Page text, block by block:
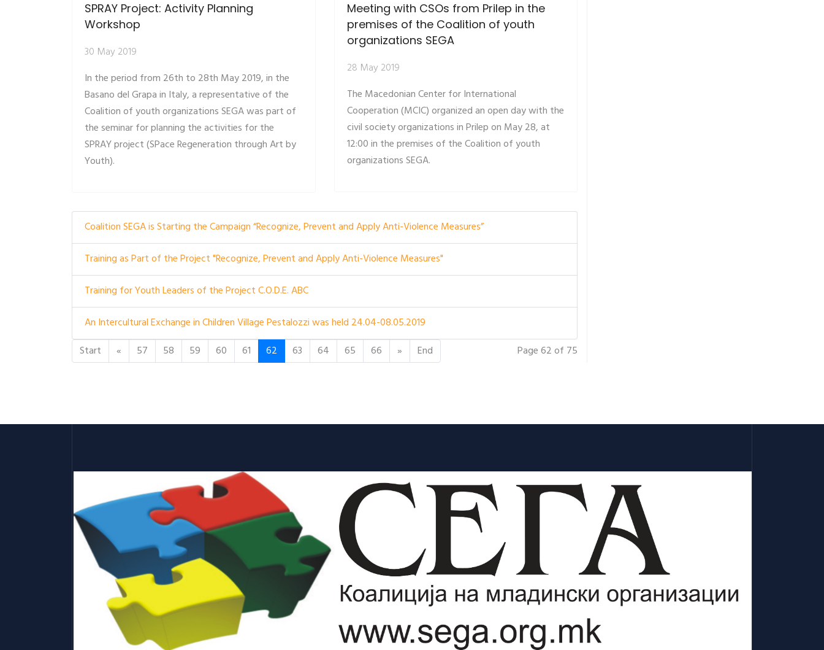
SPRAY Project: Activity Planning
Workshop
30 May 2019
In the period from 26th to 28th May 2019, in the
Basano del Grapa in Italy, a representative of the
Coalition of youth organizations SEGA was part of
the seminar for planning the activities for the
SPRAY project (SPace Regeneration through Art by
Youth).
Meeting with CSOs from Prilep in the
premises of the Coalition of youth
organizations SEGA
28 May 2019
The Macedonian Center for International
Cooperation (MCIC) organized an open day with the
civil society organizations in Prilep on May 28, at
12:00 in the premises of the Coalition of youth
organizations SEGA.
Coalition SEGA is Starting the Campaign “Recognize, Prevent and Apply Anti-Violence Measures”
Training as Part of the Project "Recognize, Prevent and Apply Anti-Violence Measures"
Training for Youth Leaders of the Project C.O.D.E. ABC
An Intercultural Exchange in Children Village Pestalozzi was held 24.04-08.05.2019
Start
« 57 58 59 60 61 62 63 64 65 66 » End Page 62 of 75